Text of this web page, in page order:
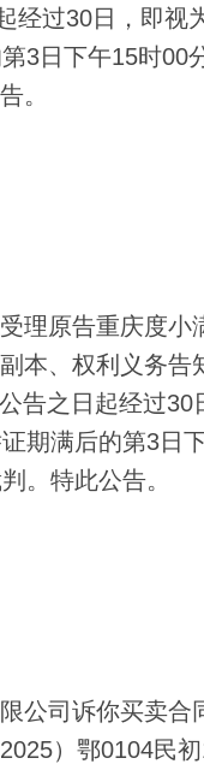
经过30日，即视
3日下午15时00
。
原告重庆度小
本、权利义务告
告之日起经过
期满后的第3日
。特此公告。
司诉你买卖合
）鄂0104民